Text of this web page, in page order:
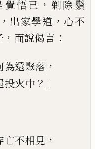
覺悟已 ， 剃除鬚
， 出家學道 ， 心不
， 而說偈言 ：
為還聚落 ，
投火中 ？」
亡不相見 ，